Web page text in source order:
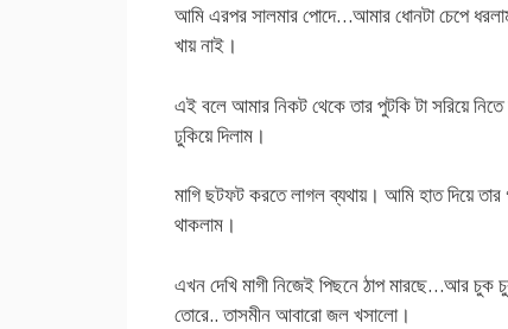
আমি এরপর সালমার পোদে…আমার ধোনটা চেপে
খায় নাই।
এই বলে আমার নিকট থেকে তার পুটকি টা সরিয়ে
ঢুকিয়ে দিলাম।
মাগি ছটফট করতে লাগল ব্যথায়। আমি হাত দিয়ে
থাকলাম।
এখন দেখি মাগী নিজেই পিছনে ঠাপ মারছে…আর চুক
তোরে.. তাসমীন আবারো জল খসালো।